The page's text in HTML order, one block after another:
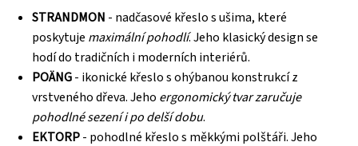
STRANDMON - nadčasové křeslo s ušima, které
poskytuje maximální pohodlí. Jeho klasický design se
hodí do tradičních i moderních interiérů.
POÄNG- ikonické křeslo s ohýbanou konstrukcí z
vrstveného dřeva. Jeho ergonomický tvar zaručuje
pohodlné sezení i po delší dobu.
EKTORP- pohodlné křeslo s měkkými polštáři. Jeho